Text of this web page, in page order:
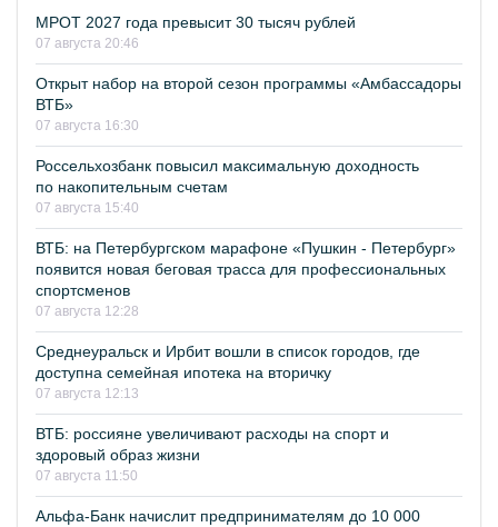
МРОТ 2027 года превысит 30 тысяч рублей
07 августа 20:46
Открыт набор на второй сезон программы «Амбассадоры
ВТБ»
07 августа 16:30
Россельхозбанк повысил максимальную доходность
по накопительным счетам
07 августа 15:40
ВТБ: на Петербургском марафоне «Пушкин - Петербург»
появится новая беговая трасса для профессиональных
спортсменов
07 августа 12:28
Среднеуральск и Ирбит вошли в список городов, где
доступна семейная ипотека на вторичку
07 августа 12:13
ВТБ: россияне увеличивают расходы на спорт и
здоровый образ жизни
07 августа 11:50
Альфа-Банк начислит предпринимателям до 10 000